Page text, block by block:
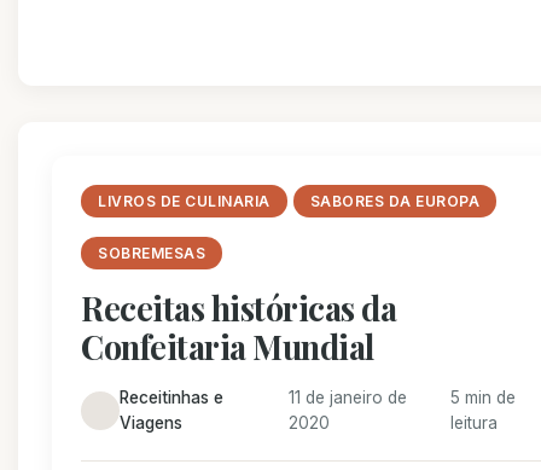
LIVROS DE CULINARIA SABORES DA EUROPA
SOBREMESAS
Receitas históricas da
Confeitaria Mundial
Receitinhas e
Viagens
11 de janeiro de
2020
5 min de
leitura